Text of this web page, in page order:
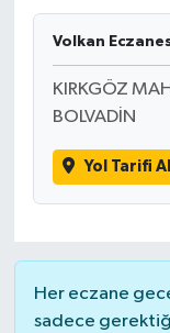
Volkan
KIRKGÖZ
BOLVADİN
Yol Tarifi Al
Her eczane
sadece